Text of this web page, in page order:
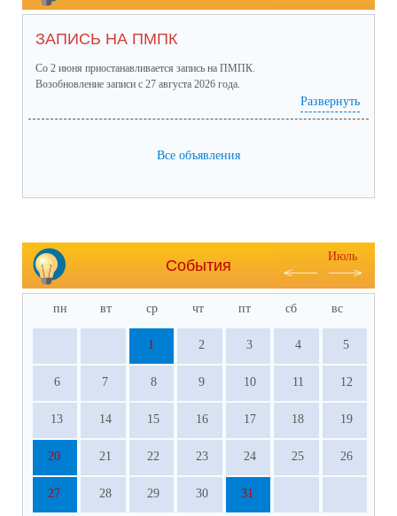
ЗАПИСЬ НА ПМПК
Со 2 июня приостанавливается запись на ПМПК.
Возобновление записи с 27 августа 2026 года.
Развернуть
Все объявления
События
Июль
пн вт ср чт пт сб вс
1 2 3 4 5
6 7 8 9 10 11 12
13 14 15 16 17 18 19
20 21 22 23 24 25 26
27 28 29 30 31